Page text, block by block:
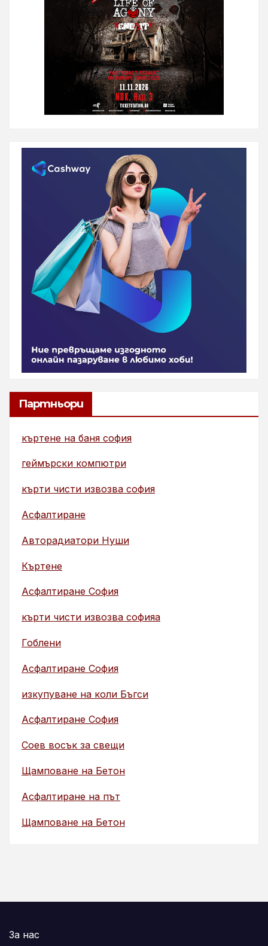
Партньори
къртене на баня софия
геймърски компютри
кърти чисти извозва софия
Асфалтиране
Авторадиатори Нуши
Къртене
Асфалтиране София
кърти чисти извозва софияа
Гоблени
Асфалтиране София
изкупуване на коли Бъгси
Асфалтиране София
Соев восък за свещи
Щамповане на Бетон
Асфалтиране на път
Щамповане на Бетон
За нас